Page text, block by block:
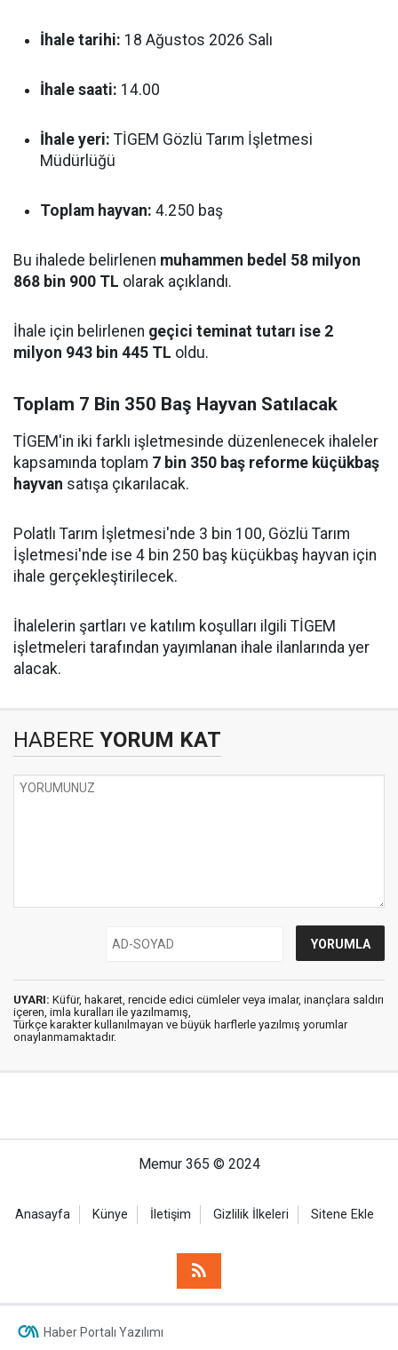
İhale tarihi: 18 Ağustos 2026 Salı
İhale saati: 14.00
İhale yeri: TİGEM Gözlü Tarım İşletmesi
Müdürlüğü
Toplam hayvan: 4.250 baş
Bu ihalede belirlenen muhammen bedel 58 milyon
868 bin 900 TL olarak açıklandı.
İhale için belirlenen geçici teminat tutarı ise 2
milyon 943 bin 445 TL oldu.
Toplam 7 Bin 350 Baş Hayvan Satılacak
TİGEM'in iki farklı işletmesinde düzenlenecek ihaleler
kapsamında toplam 7 bin 350 baş reforme küçükbaş
hayvan satışa çıkarılacak.
Polatlı Tarım İşletmesi'nde 3 bin 100, Gözlü Tarım
İşletmesi'nde ise 4 bin 250 baş küçükbaş hayvan için
ihale gerçekleştirilecek.
İhalelerin şartları ve katılım koşulları ilgili TİGEM
işletmeleri tarafından yayımlanan ihale ilanlarında yer
alacak.
HABERE YORUM KAT
UYARI: Küfür, hakaret, rencide edici cümleler veya imalar, inançlara saldırı
içeren, imla kuralları ile yazılmamış,
Türkçe karakter kullanılmayan ve büyük harflerle yazılmış yorumlar
onaylanmamaktadır.
Memur 365 © 2024
Anasayfa Künye İletişim Gizlilik İlkeleri Sitene Ekle
Haber Portalı Yazılımı